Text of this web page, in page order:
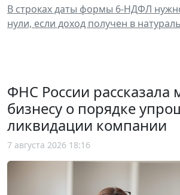
В строках даты формы 6-НДФЛ
нули, если доход получен в
ФНС России рассказала
бизнесу о порядке
ликвидации компании
7 августа 2026 18:16